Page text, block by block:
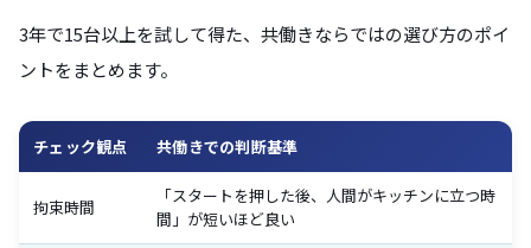
3年で15台以上を試して得た、共働きならではの選び方のポイ
ントをまとめます。
チェック観点 共働きでの判断基準
拘束時間
「スタートを押した後、人間がキッチンに立つ時
間」が短いほど良い